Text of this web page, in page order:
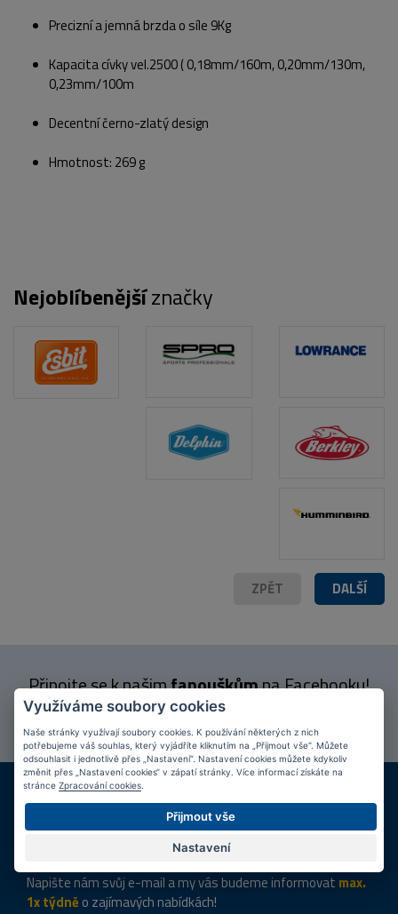
Precizní a jemná brzda o síle 9Kg
Kapacita cívky vel.2500 ( 0,18mm/160m, 0,20mm/130m,
0,23mm/100m
Decentní černo-zlatý design
Hmotnost: 269 g
Nejoblíbenějšíznačky
DALŠÍ
ZPĚT
Připojte se k našimfanouškůmna Facebooku!
PŘIPOJIT SE
DOPRAVA ZDARMA
Při nákupu nad 2 000 Kč
Jsme na trhu více než 10 let
Napište nám svůj e-mail a my vás budeme informovat max.
1x týdně o zajímavých nabídkách!
Využíváme soubory cookies
Naše stránky využívají soubory cookies. K používání některých z nich
potřebujeme váš souhlas, který vyjádříte kliknutím na „Přijmout vše“. Můžete
odsouhlasit i jednotlivě přes „Nastavení“. Nastavení cookies můžete kdykoliv
změnit přes „Nastavení cookies“ v zápatí stránky. Více informací získáte na
stránce Zpracování cookies
Přijmout vše
Nastavení